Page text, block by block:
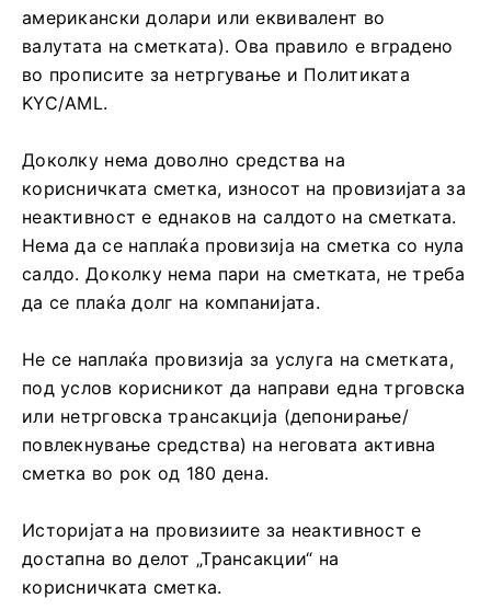
американски долари или еквивалент во
валутата на сметката). Ова правило е вградено
во прописите за нетргување и Политиката
KYC/AML.
Доколку нема доволно средства на
корисничката сметка, износот на провизијата за
неактивност е еднаков на салдото на сметката.
Нема да се наплаќа провизија на сметка со нула
салдо. Доколку нема пари на сметката, не треба
да се плаќа долг на компанијата.
Не се наплаќа провизија за услуга на сметката,
под услов корисникот да направи една трговска
или нетрговска трансакција (депонирање/
повлекнување средства) на неговата активна
сметка во рок од 180 дена.
Историјата на провизиите за неактивност е
достапна во делот „Трансакции“ на
корисничката сметка.